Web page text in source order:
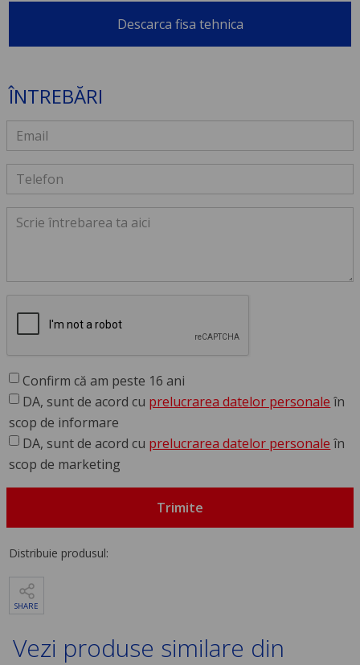
Descarca fisa tehnica
ÎNTREBĂRI
Confirm că am peste 16 ani
DA, sunt de acord cu prelucrarea datelor personale în
scop de informare
DA, sunt de acord cu prelucrarea datelor personale în
scop de marketing
Trimite
Distribuie produsul:
SHARE
Vezi produse similare din